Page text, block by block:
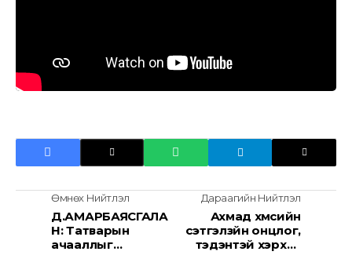
Өмнөх Нийтлэл
Д.АМАРБАЯСГАЛА
Н: Татварын
ачааллыг
Дараагийн Нийтлэл
Ахмад хүмүүсийн
сэтгэлзүйн онцлог,
тэдэнтэй хэрхэн